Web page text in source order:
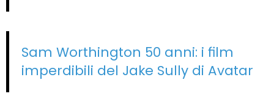
Sam Worthington 50 anni: i film
imperdibili del Jake Sully di Avatar